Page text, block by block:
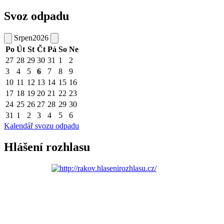
Svoz odpadu
Srpen2026
Po Út St Čt Pá So Ne
27 28 29 30 31 1
2
3
4 5 6 7 8
9
10 11 12 13 14 15 16
17 18 19 20 21 22 23
24 25 26 27 28 29 30
31 1 2 3 4 5
6
Kalendář svozu odpadu
Hlášení rozhlasu